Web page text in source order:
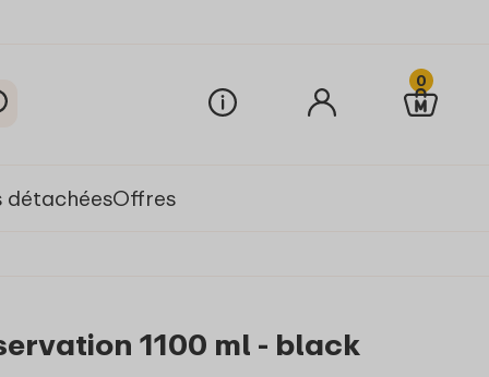
0
détachéesOffres
1100 ml - black